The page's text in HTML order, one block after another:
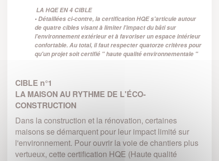
LA HQE EN 4 CIBLE
• Détaillées ci-contre, la certification HQE s'articule autour
de quatre cibles visant à limiter l'impact du bâti sur
l'environnement extérieur et à favoriser un espace intérieur
confortable. Au total, il faut respecter quatorze critères pour
qu'un projet soit certifié " haute qualité environnementale "
CIBLE n°1
LA MAISON AU RYTHME DE L'ÉCO-
CONSTRUCTION
Dans la construction et la rénovation, certaines
maisons se démarquent pour leur impact limité sur
l'environnement. Pour ouvrir la voie de chantiers plus
vertueux, cette certification HQE (Haute qualité